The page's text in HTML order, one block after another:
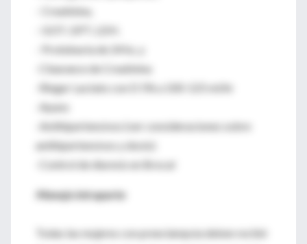
- Creatinina,
- Proteinuria de 24 hs, y
-Clearance de Creatinina
-Ringer Lactato con D 5% a 100-125 ml/hr
-Ayuno
-Antihipertensivos (ver consideraciones sobre
antihipertensivos y dosis):
-Control de diuresis en Brocal
Manejo intraparto
Todas las mujeres con preeclampsia deben recibir